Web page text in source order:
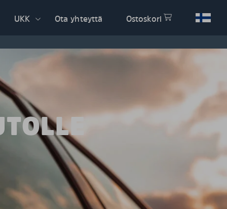
UKK Ota yhteyttä Ostoskori